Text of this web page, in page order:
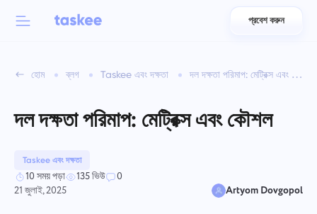
العربية
Azərbaycan
প্রবেশ করুন
হোম ব্লগ Taskee এবং দক্ষতা দল দক্ষতা পরিমাপ: মেট্রিক্স এবং কৌশল
দল দক্ষতা পরিমাপ: মেট্রিক্স এবং কৌশল
Taskee এবং দক্ষতা
10 সময় পড়া 135 ভিউ
0
21 জুলাই, 2025
Artyom Dovgopol
Taskee বৈশিষ্ট্য
সম্পর্কে জানুন 7 আরও অনুপ্রেরণামূলক বৈশিষ্ট্যসমূহ
সমস্ত বৈশিষ্ট্য দেখুন
কোম্পানির ধরন